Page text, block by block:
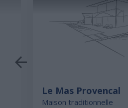
Le Mas Provencal
Maison traditionnelle